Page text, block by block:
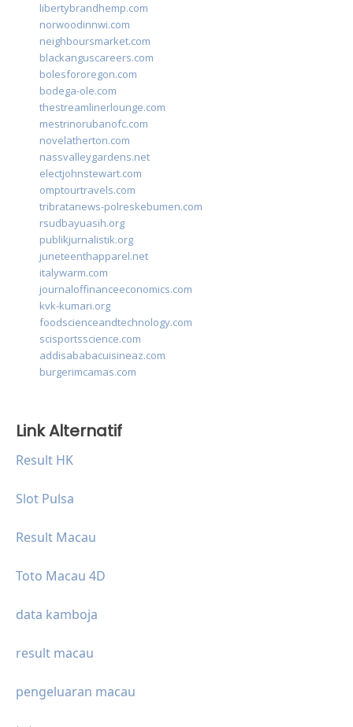
libertybrandhemp.com
norwoodinnwi.com
neighboursmarket.com
blackanguscareers.com
bolesfororegon.com
bodega-ole.com
thestreamlinerlounge.com
mestrinorubanofc.com
novelatherton.com
nassvalleygardens.net
electjohnstewart.com
omptourtravels.com
tribratanews-polreskebumen.com
rsudbayuasih.org
publikjurnalistik.org
juneteenthapparel.net
italywarm.com
journaloffinanceeconomics.com
kvk-kumari.org
foodscienceandtechnology.com
scisportsscience.com
addisababacuisineaz.com
burgerimcamas.com
Link Alternatif
Result HK
Slot Pulsa
Result Macau
Toto Macau 4D
data kamboja
result macau
pengeluaran macau